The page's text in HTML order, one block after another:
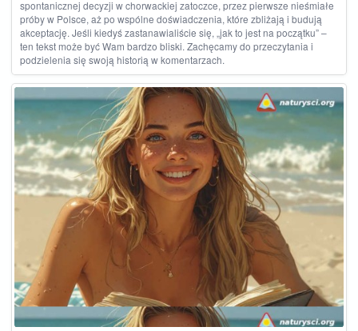
spontanicznej decyzji w chorwackiej zatoczce, przez pierwsze nieśmiałe
próby w Polsce, aż po wspólne doświadczenia, które zbliżają i budują
akceptację. Jeśli kiedyś zastanawialiście się, „jak to jest na początku” –
ten tekst może być Wam bardzo bliski. Zachęcamy do przeczytania i
podzielenia się swoją historią w komentarzach.